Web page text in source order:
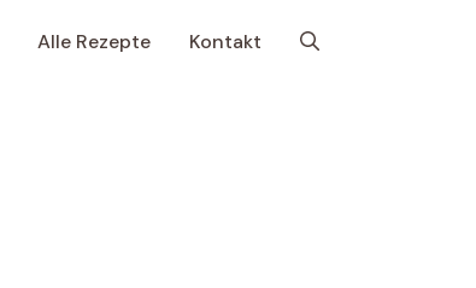
Alle Rezepte Kontakt